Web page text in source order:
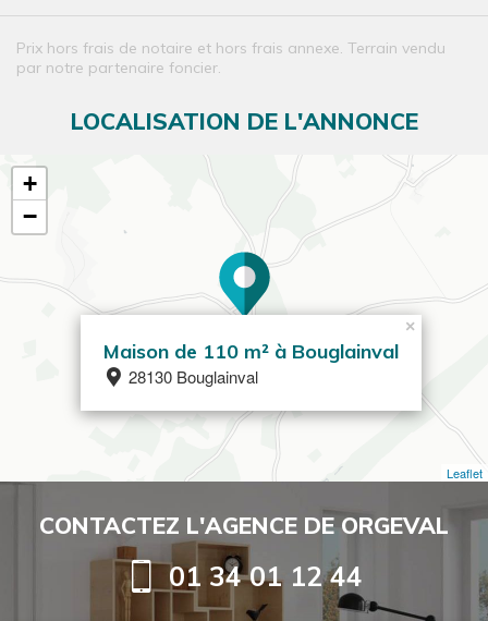
Prix hors frais de notaire et hors frais annexe. Terrain vendu
par notre partenaire foncier.
LOCALISATION DE L'ANNONCE
Maison de 110 m² à Bouglainval
28130 Bouglainval
×
+
−
Leaflet
CONTACTEZ L'AGENCE DE ORGEVAL
01 34 01 12 44